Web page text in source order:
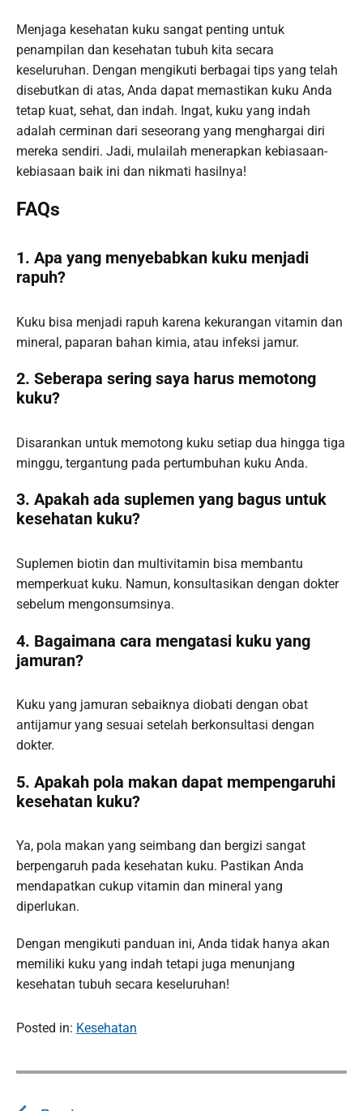
Menjaga kesehatan kuku sangat penting untuk
penampilan dan kesehatan tubuh kita secara
keseluruhan. Dengan mengikuti berbagai tips yang telah
disebutkan di atas, Anda dapat memastikan kuku Anda
tetap kuat, sehat, dan indah. Ingat, kuku yang indah
adalah cerminan dari seseorang yang menghargai diri
mereka sendiri. Jadi, mulailah menerapkan kebiasaan-
kebiasaan baik ini dan nikmati hasilnya!
FAQs
1. Apa yang menyebabkan kuku menjadi
rapuh?
Kuku bisa menjadi rapuh karena kekurangan vitamin dan
mineral, paparan bahan kimia, atau infeksi jamur.
2. Seberapa sering saya harus memotong
kuku?
Disarankan untuk memotong kuku setiap dua hingga tiga
minggu, tergantung pada pertumbuhan kuku Anda.
3. Apakah ada suplemen yang bagus untuk
kesehatan kuku?
Suplemen biotin dan multivitamin bisa membantu
memperkuat kuku. Namun, konsultasikan dengan dokter
sebelum mengonsumsinya.
4. Bagaimana cara mengatasi kuku yang
jamuran?
Kuku yang jamuran sebaiknya diobati dengan obat
antijamur yang sesuai setelah berkonsultasi dengan
dokter.
5. Apakah pola makan dapat mempengaruhi
kesehatan kuku?
Ya, pola makan yang seimbang dan bergizi sangat
berpengaruh pada kesehatan kuku. Pastikan Anda
mendapatkan cukup vitamin dan mineral yang
diperlukan.
Dengan mengikuti panduan ini, Anda tidak hanya akan
memiliki kuku yang indah tetapi juga menunjang
kesehatan tubuh secara keseluruhan!
Posted in: Kesehatan
P